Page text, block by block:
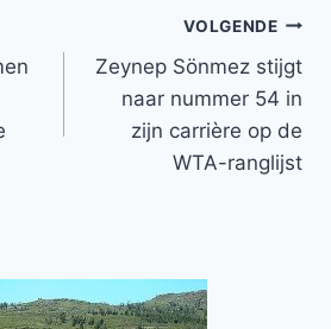
VOLGENDE
Zeynep Sönmez stijgt
naar nummer 54 in
zijn carrière op de
WTA-ranglijst